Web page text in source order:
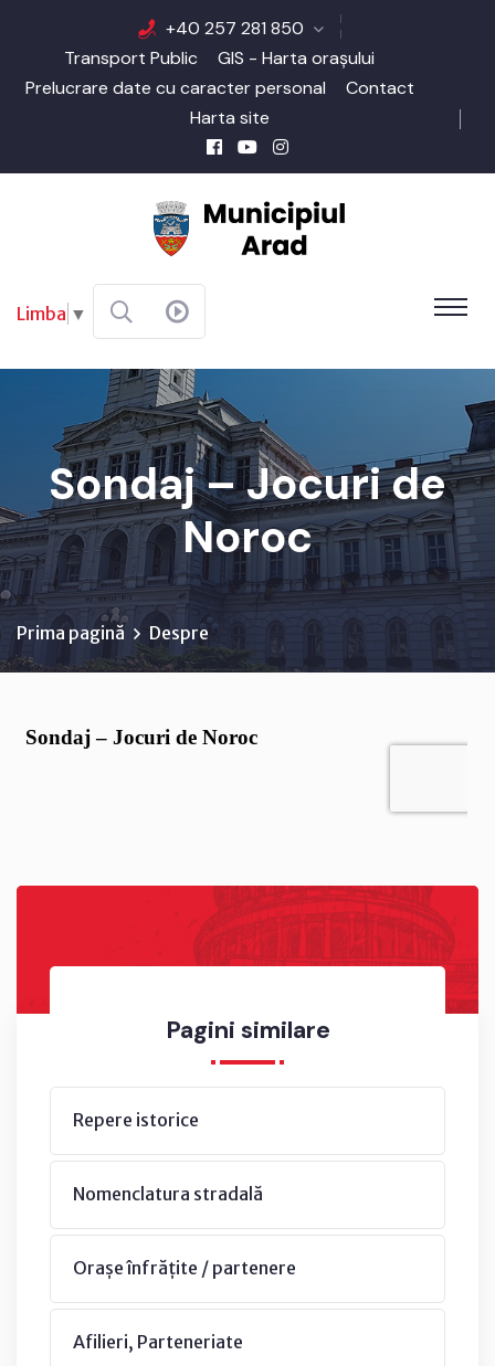
+40 257 281 850
Transport Public
GIS - Harta orașului
Prelucrare date cu caracter personal
Contact
Harta site
Limba ▼
Sondaj – Jocuri de
Noroc
Prima pagină Despre
Pagini similare
Repere istorice
Nomenclatura stradală
Orașe înfrățite / partenere
Afilieri, Parteneriate